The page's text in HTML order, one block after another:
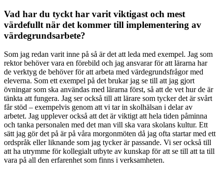
Vad har du tyckt har varit viktigast och mest
värdefullt när det kommer till implementering av
värdegrundsarbete?
Som jag redan varit inne på så är det att leda med exempel. Jag som
rektor behöver vara en förebild och jag ansvarar för att lärarna har
de verktyg de behöver för att arbeta med värdegrundsfrågor med
eleverna. Som ett exempel på det brukar jag se till att jag gjort
övningar som ska användas med lärarna först, så att de vet hur de är
tänkta att fungera. Jag ser också till att lärare som tycker det är svårt
får stöd – exempelvis genom att vi tar in skolhälsan i delar av
arbetet. Jag upplever också att det är viktigt att hela tiden påminna
och tanka personalen med det man vill ska vara skolans kultur. Ett
sätt jag gör det på är på våra morgonmöten då jag ofta startar med ett
ordspråk eller liknande som jag tycker är passande. Vi ser också till
att ha utrymme för kollegialt utbyte av kunskap för att se till att ta till
vara på all den erfarenhet som finns i verksamheten.